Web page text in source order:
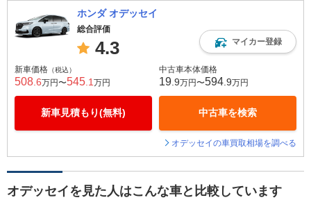
ホンダ オデッセイ
総合評価
4.3 マイカー登録
新車価格 （税込）
508 .6万円〜545 .1 万円
新車見積もり(無料)
中古車本体価格
19 .9万円〜594 .9万円
中古車を検索
オデッセイの車買取相場を調べる
オデッセイを見た人はこんな車と比較しています